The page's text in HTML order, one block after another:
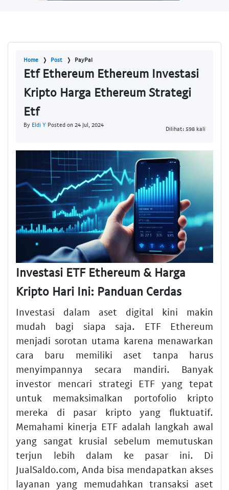
Home Post PayPal
Etf Ethereum Ethereum Investasi
Kripto Harga Ethereum Strategi
Etf
By Eldi Y Posted on 24 Jul, 2024
Dilihat: 598 kali
Investasi ETF Ethereum & Harga
Kripto Hari Ini: Panduan Cerdas
Investasi dalam aset digital kini makin
mudah bagi siapa saja. ETF Ethereum
menjadi sorotan utama karena menawarkan
cara baru memiliki aset tanpa harus
menyimpannya secara mandiri. Banyak
investor mencari strategi ETF yang tepat
untuk memaksimalkan portofolio kripto
mereka di pasar kripto yang fluktuatif.
Memahami kinerja ETF adalah langkah awal
yang sangat krusial sebelum memutuskan
terjun lebih dalam ke pasar ini. Di
JualSaldo.com, Anda bisa mendapatkan akses
layanan yang memudahkan transaksi aset